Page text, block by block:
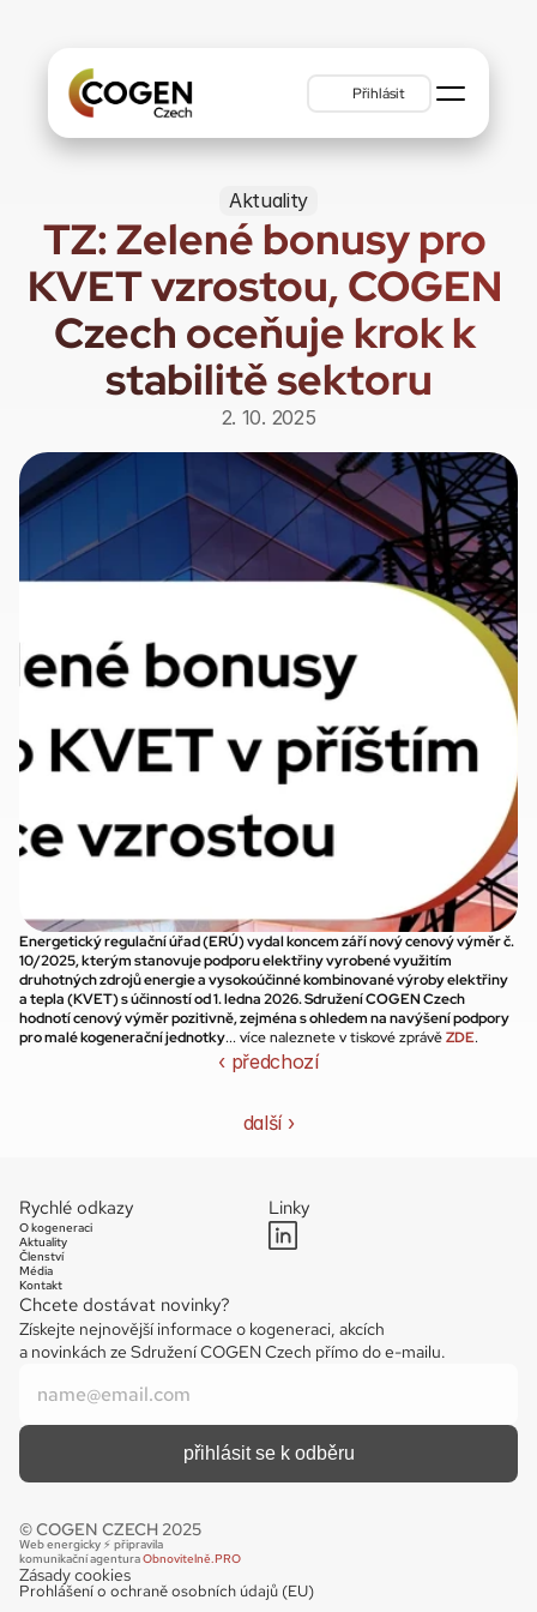
Přihlásit
Aktuality
TZ: Zelené bonusy pro
KVET vzrostou, COGEN
Czech oceňuje krok k
stabilitě sektoru
2. 10. 2025
Energetický regulační úřad (ERÚ) vydal koncem září nový cenový výměr č.
10/2025, kterým stanovuje podporu elektřiny vyrobené využitím
druhotných zdrojů energie a vysokoúčinné kombinované výroby elektřiny
a tepla (KVET) s účinností od 1. ledna 2026. Sdružení COGEN Czech
hodnotí cenový výměr pozitivně, zejména s ohledem na navýšení podpory
pro malé kogenerační jednotky... více naleznete v tiskové zprávě ZDE.
‹ předchozí
další ›
Rychlé odkazy
O kogeneraci
Aktuality
Členství
Média
Kontakt
Linky
Chcete dostávat novinky?
Získejte nejnovější informace o kogeneraci, akcích
a novinkách ze Sdružení COGEN Czech přímo do e-mailu.
© COGEN CZECH 2025
Web energicky ⚡️ připravila
komunikační agentura Obnovitelně.PRO
Zásady cookies
Prohlášení o ochraně osobních údajů (EU)